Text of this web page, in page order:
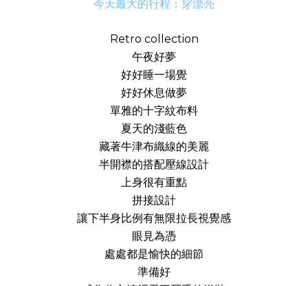
今天最大的行程：穿漂亮
Retro collection
午夜好夢
好好睡一場覺
好好休息做夢
單雅的十字紋布料
夏天的淺藍色
藏著牛津布織線的美麗
半開襟的搭配壓線設計
上身很有重點
拼接設計
讓下半身比例有無限拉長視覺感
眼見為憑
處處都是愉快的細節
準備好